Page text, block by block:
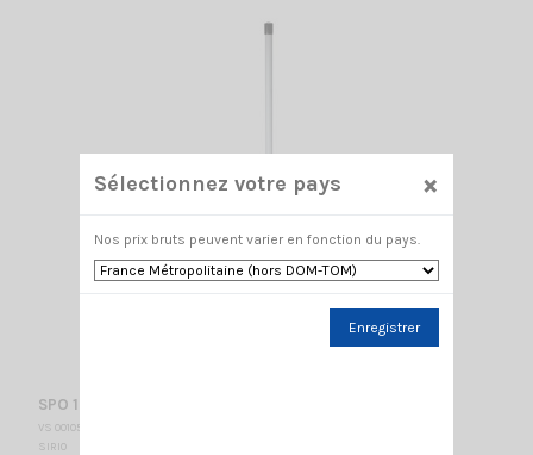
SPO 150-5 SIRIO
VS 001051
SIRIO
Sélectionnez votre pays ×
Nos prix bruts peuvent varier en fonction du pays.
Enregistrer